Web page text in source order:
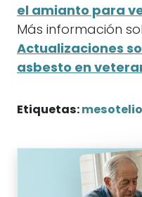
el amianto para
Más información
Actualizaciones
asbesto en
Etiquetas: